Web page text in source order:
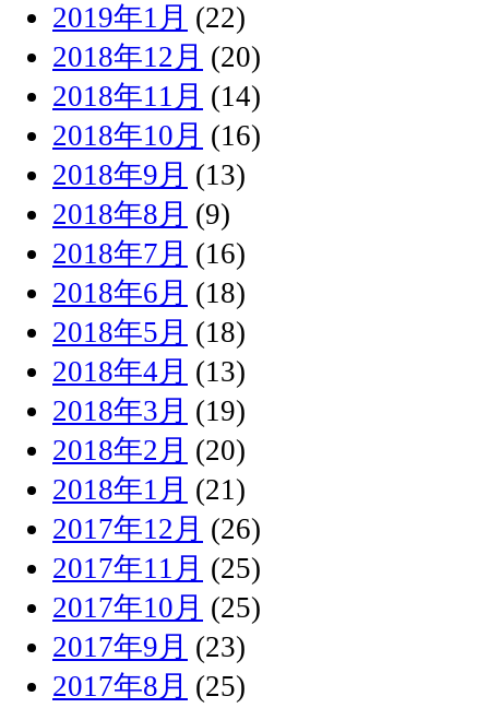
2019年1月 (22)
2018年12月 (20)
2018年11月 (14)
2018年10月 (16)
2018年9月 (13)
2018年8月 (9)
2018年7月 (16)
2018年6月 (18)
2018年5月 (18)
2018年4月 (13)
2018年3月 (19)
2018年2月 (20)
2018年1月 (21)
2017年12月 (26)
2017年11月 (25)
2017年10月 (25)
2017年9月 (23)
2017年8月 (25)